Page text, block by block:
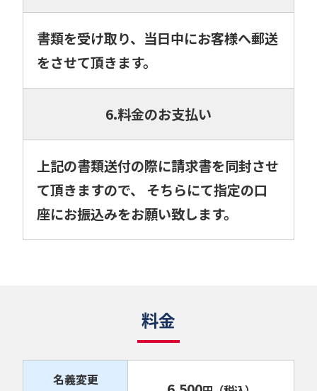
書類を受け取り、当日中にお客様へ郵送
をさせて頂きます。
6.料金のお支払い
上記の書類送付の際に請求書を同封させ
て頂きますので、 そちらにて指定の口
座にお振込みをお願い致します。
料金
名義変更